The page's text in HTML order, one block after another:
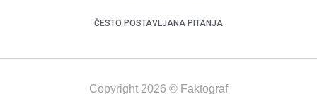
ČESTO POSTAVLJANA PITANJA
Copyright 2026 © Faktograf